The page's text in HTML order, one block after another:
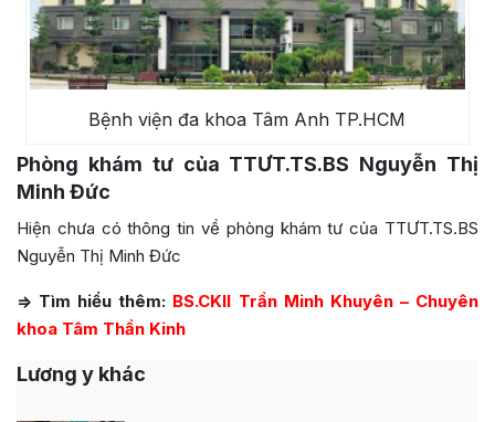
Bệnh viện đa khoa Tâm Anh TP.HCM
Phòng khám tư của TTƯT.TS.BS Nguyễn Thị
Minh Đức
Hiện chưa có thông tin về phòng khám tư của TTƯT.TS.BS
Nguyễn Thị Minh Đức
=> Tìm hiểu thêm: BS.CKII Trần Minh Khuyên – Chuyên
khoa Tâm Thần Kinh
Lương y khác